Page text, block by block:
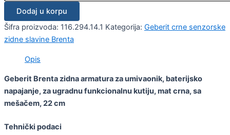
Dodaj u korpu
Šifra proizvoda: 116.294.14.1 Kategorija: Geberit crne senzorske
zidne slavine Brenta
Opis
Geberit Brenta zidna armatura za umivaonik, baterijsko
napajanje, za ugradnu funkcionalnu kutiju, mat crna, sa
mešačem, 22 cm
Tehnički podaci